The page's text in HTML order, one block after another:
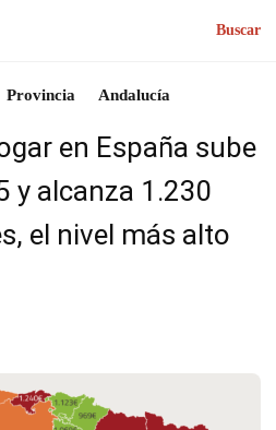
Buscar
Provincia Andalucía
en España sube
y alcanza 1.230
el nivel más alto